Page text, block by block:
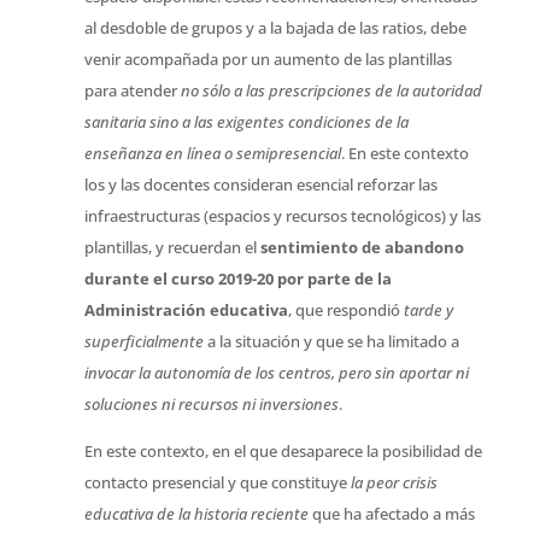
al desdoble de grupos y a la bajada de las ratios, debe
venir acompañada por un aumento de las plantillas
para atenderno sólo a las prescripciones de la autoridad
sanitaria sino a las exigentes condiciones de la
enseñanza en línea o semipresencial. En este contexto
los y las docentes consideran esencial reforzar las
infraestructuras (espacios y recursos tecnológicos) y las
plantillas, y recuerdan elsentimiento de abandono
durante el curso 2019-20 por parte de la
Administración educativa, que respondiótarde y
superficialmentea la situación y que se ha limitado a
invocar la autonomía de los centros, pero sin aportar ni
soluciones ni recursos ni inversiones.
En este contexto, en el que desaparece la posibilidad de
contacto presencial y que constituyela peor crisis
educativa de la historia recienteque ha afectado a más